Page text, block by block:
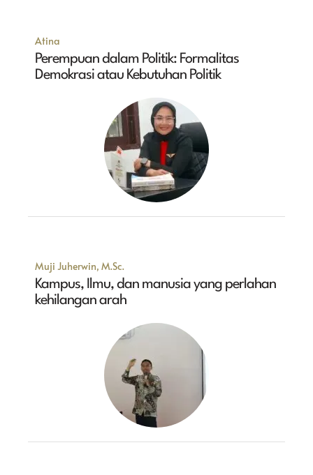
Atina
Perempuan dalam Politik: Formalitas
Demokrasi atau Kebutuhan Politik
Muji Juherwin, M.Sc.
Kampus, Ilmu, dan manusia yang perlahan
kehilangan arah